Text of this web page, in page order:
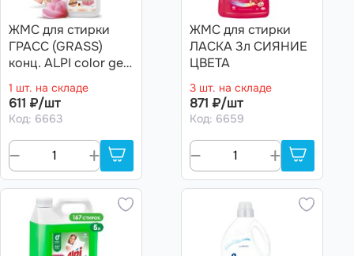
ЖМС для стирки
ГРАСС (GRASS)
конц. ALPI color gel
АРТ.125734
1 шт. на складе
611 ₽/шт
Код: 6663
ЖМС для стирки
ЛАСКА 3л СИЯНИЕ
ЦВЕТА
3 шт. на складе
871 ₽/шт
Код: 6659